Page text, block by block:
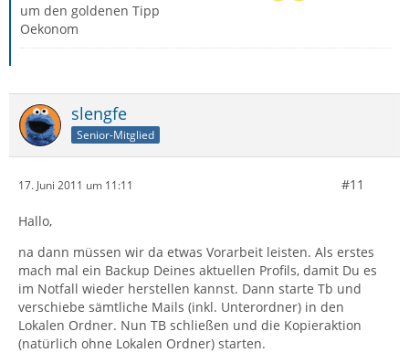
um den goldenen Tipp
Oekonom
slengfe
Senior-Mitglied
17. Juni 2011 um 11:11 #11
Hallo,
na dann müssen wir da etwas Vorarbeit leisten. Als erstes
mach mal ein Backup Deines aktuellen Profils, damit Du es
im Notfall wieder herstellen kannst. Dann starte Tb und
verschiebe sämtliche Mails (inkl. Unterordner) in den
Lokalen Ordner. Nun TB schließen und die Kopieraktion
(natürlich ohne Lokalen Ordner) starten.